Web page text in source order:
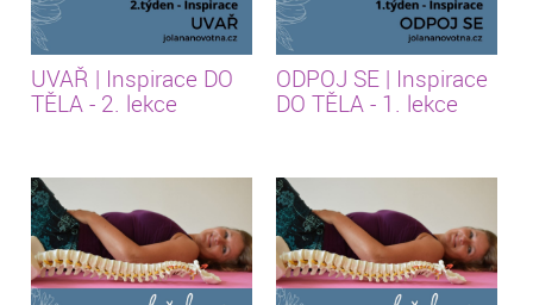
UVAŘ | Inspirace DO
TĚLA - 2. lekce
ODPOJ SE | Inspirace
DO TĚLA - 1. lekce